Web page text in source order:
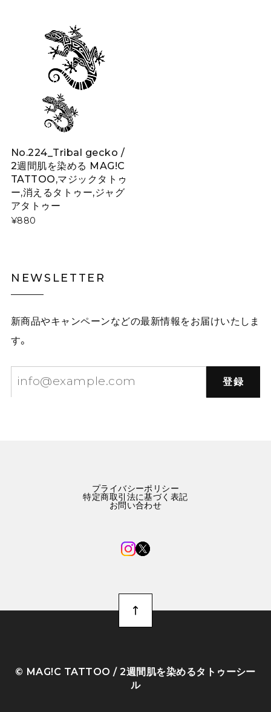
No.224_Tribal gecko /
2週間肌を染める MAG!C
TATTOO,マジックタトゥ
ー,消えるタトゥー,ジャグ
アタトゥー
¥880
NEWSLETTER
新商品やキャンペーンなどの最新情報をお届けいたしま
す。
登録
プライバシーポリシー
特定商取引法に基づく表記
お問い合わせ
©︎ MAG!C TATTOO / 2週間肌を染めるタトゥーシー
ル